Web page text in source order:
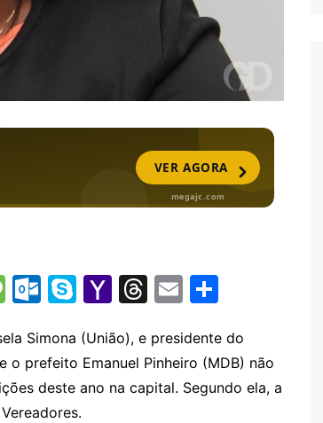
M
s
s
a
O
lo
o
k.
S
y
p
e
Y
h
o
o
T
e
a
d
E
ai
l
ar
e
Simona (União), e presidente do
o prefeito Emanuel Pinheiro (MDB) não
deste ano na capital. Segundo ela, a